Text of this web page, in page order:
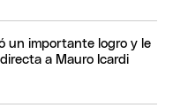
un importante logro y le
a Mauro Icardi